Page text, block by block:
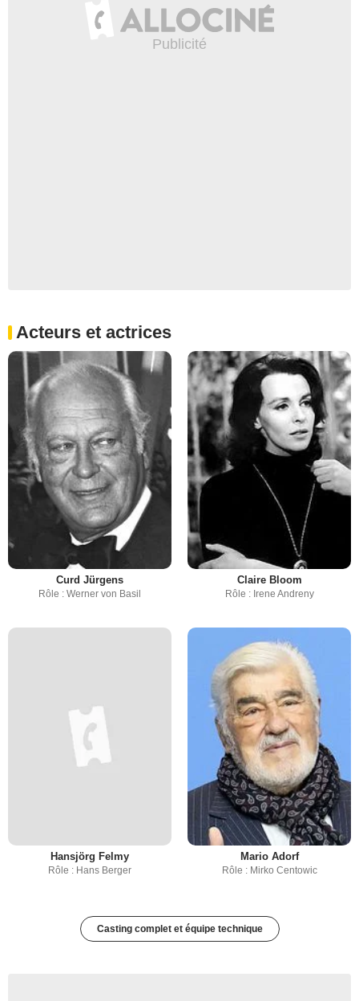
Acteurs et actrices
Curd Jürgens
Rôle : Werner von Basil
Claire Bloom
Rôle : Irene Andreny
Hansjörg Felmy
Rôle : Hans Berger
Mario Adorf
Rôle : Mirko Centowic
Casting complet et équipe technique